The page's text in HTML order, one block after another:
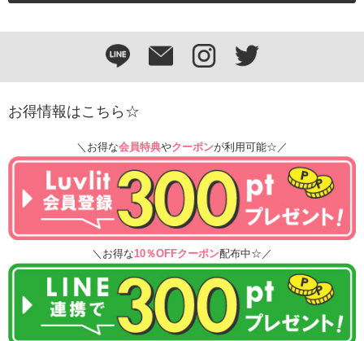
お得情報はこちら☆
＼お得な会員特典やクーポンが利用可能☆／
＼お得な10％OFFクーポン配布中☆／